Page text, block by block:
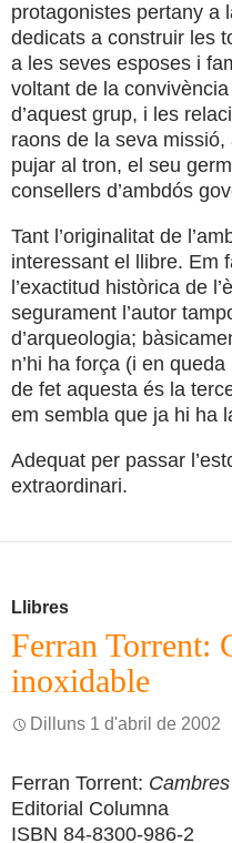
protagonistes pertany a
dedicats a construir les
a les seves esposes i
voltant de la
d’aquest grup, i les
raons de la seva
pujar al tron, el seu
consellers d’ambdós
Tant l’originalitat de
interessant el llibre. Em
l’exactitud històrica de
segurament l’autor
d’arqueologia;
n’hi ha força (i en
de fet aquesta és la
em sembla que ja hi ha
Adequat per passar
extraordinari.
Llibres
Ferran Torrent:
inoxidable
Dilluns 1 d'abril de 2002
Ferran Torrent:
Editorial Columna
ISBN 84-8300-986-2